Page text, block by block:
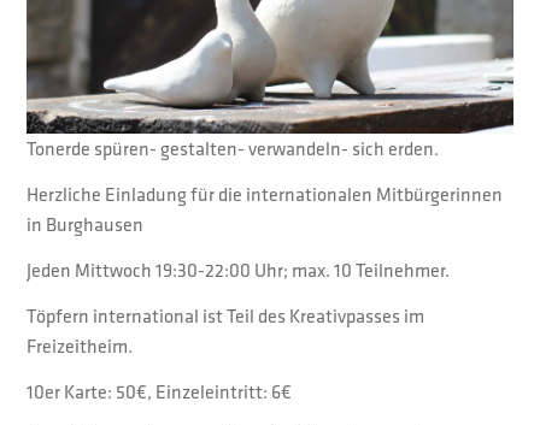
Tonerde spüren- gestalten- verwandeln- sich erden.
Herzliche Einladung für die internationalen Mitbürgerinnen
in Burghausen
Jeden Mittwoch 19:30-22:00 Uhr; max. 10 Teilnehmer.
Töpfern international ist Teil des Kreativpasses im
Freizeitheim.
10er Karte: 50€, Einzeleintritt: 6€